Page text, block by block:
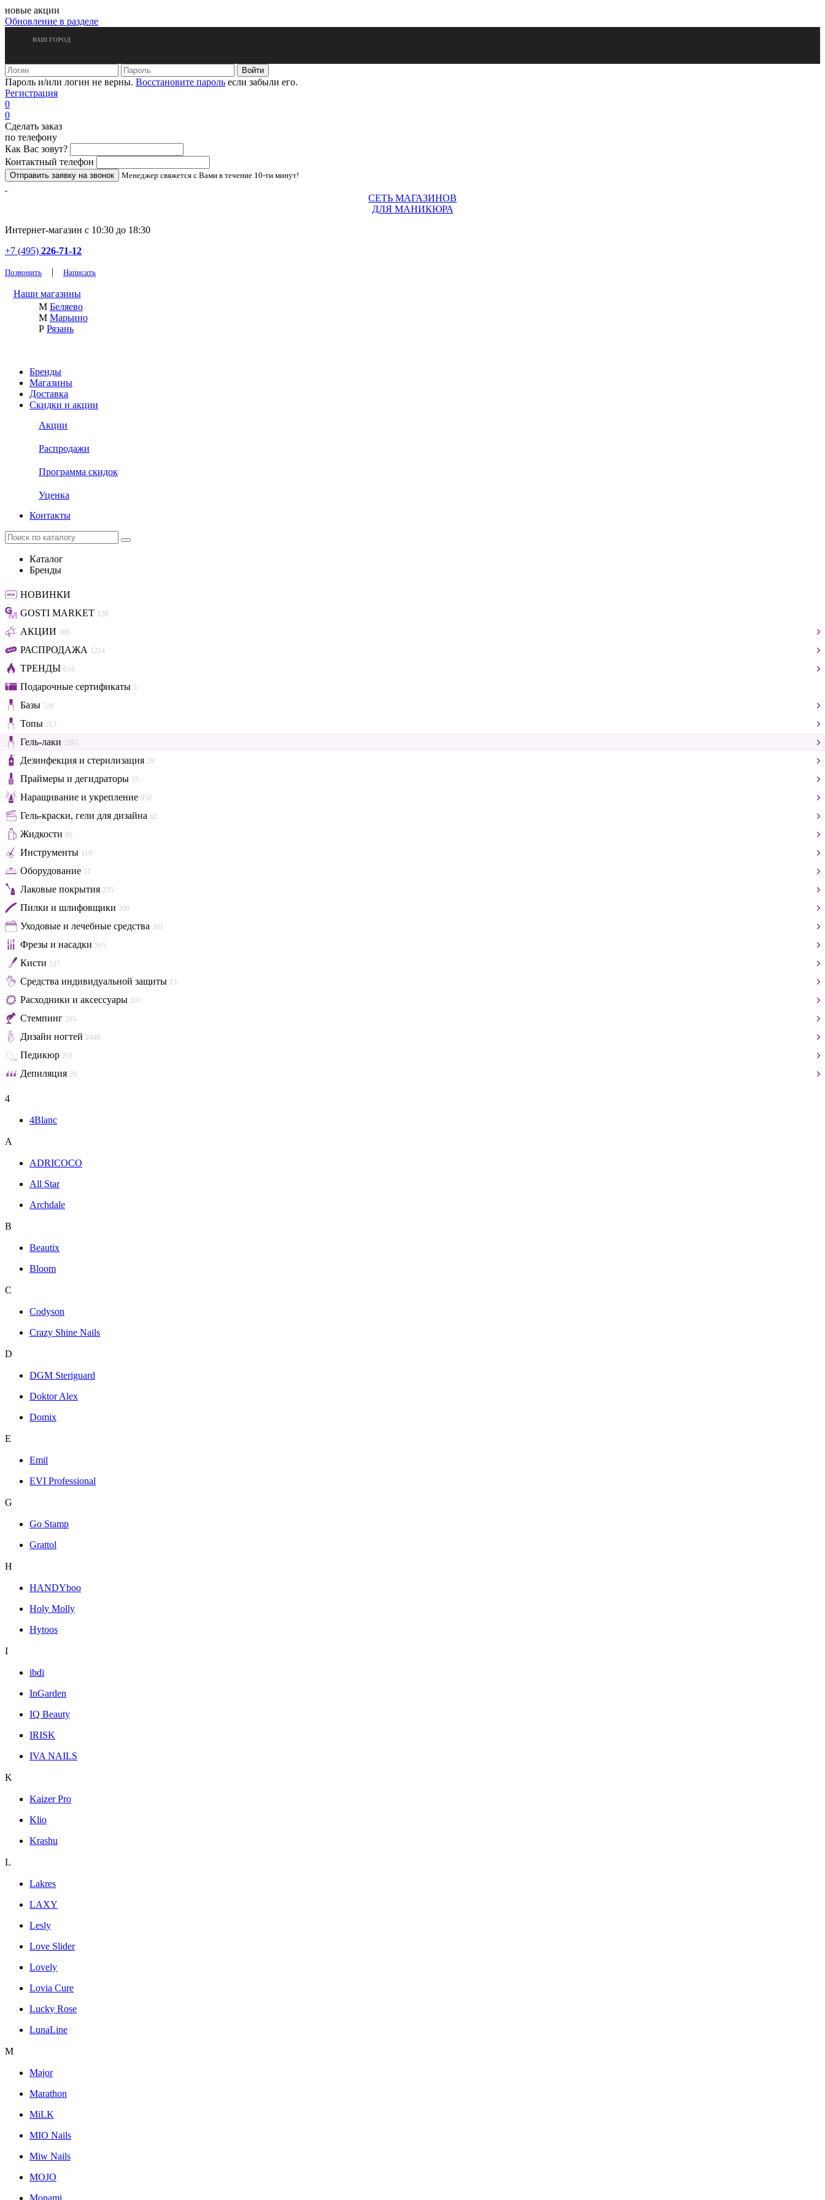
новые акции
Обновление в разделе
ВАШ ГОРОД
Пароль и/или логин не верны. Восстановите пароль если забыли его.
Регистрация
0
0
Сделать заказ
по телефону
Как Вас зовут?
Контактный телефон
Менеджер свяжется с Вами в течение 10-ти минут!
СЕТЬ МАГАЗИНОВ
ДЛЯ МАНИКЮРА
Интернет-магазин с 10:30 до 18:30
+7 (495) 226-71-12
Позвонить | Написать
Наши магазины
М Беляево
М Марьино
Р Рязань
Бренды
Магазины
Доставка
Скидки и акции
Акции
Распродажи
Программа скидок
Уценка
Контакты
Каталог
Бренды
НОВИНКИ
GOSTI MARKET 128
АКЦИИ 386
РАСПРОДАЖА 1214
ТРЕНДЫ 634
Подарочные сертификаты 5
Базы 526
Топы 213
Гель-лаки 2361
Дезинфекция и стерилизация 29
Праймеры и дегидраторы 35
Наращивание и укрепление 950
Гель-краски, гели для дизайна 62
Жидкости 86
Инструменты 119
Оборудование 51
Лаковые покрытия 335
Пилки и шлифовщики 200
Уходовые и лечебные средства 201
Фрезы и насадки 365
Кисти 127
Средства индивидуальной защиты 13
Расходники и аксессуары 201
Стемпинг 265
Дизайн ногтей 2448
Педикюр 261
Депиляция 29
4
4Blanc
A
ADRICOCO
All Star
Archdale
B
Beautix
Bloom
C
Codyson
Crazy Shine Nails
D
DGM Steriguard
Doktor Alex
Domix
E
Emil
EVI Professional
G
Go Stamp
Grattol
H
HANDYboo
Holy Molly
Hytoos
I
ibdi
InGarden
IQ Beauty
IRISK
IVA NAILS
K
Kaizer Pro
Klio
Krashu
L
Lakres
LAXY
Lesly
Love Slider
Lovely
Lovia Cure
Lucky Rose
LunaLine
M
Major
Marathon
MiLK
MIO Nails
Miw Nails
MOJO
Monami